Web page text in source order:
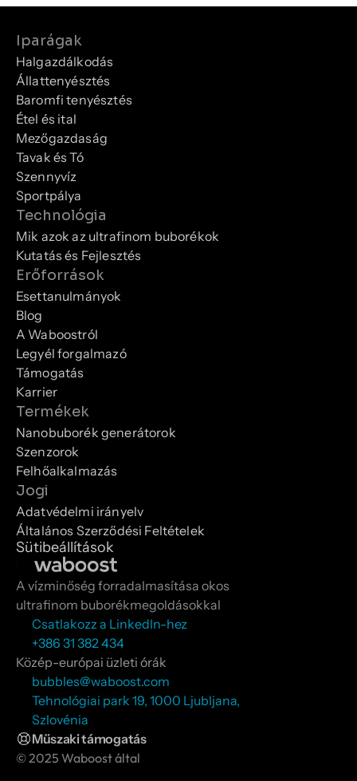
A vízminőség forradalmasítása okos
ultrafinom buborékmegoldásokkal
Csatlakozz a LinkedIn-hez
+386 31 382 434
Közép-európai üzleti órák
bubbles@waboost.com
Tehnológiai park 19, 1000 Ljubljana,
Szlovénia
Műszaki támogatás
© 2025 Waboost által
Iparágak
Halgazdálkodás
Állattenyésztés
Baromfi tenyésztés
Étel és ital
Mezőgazdaság
Tavak és Tó
Szennyvíz
Sportpálya
Technológia
Mik azok az ultrafinom buborékok
Kutatás és Fejlesztés
Erőforrások
Esettanulmányok
Blog
A Waboostról
Legyél forgalmazó
Támogatás
Karrier
Termékek
Nanobuborék generátorok
Szenzorok
Felhőalkalmazás
Jogi
Adatvédelmi irányelv
Általános Szerződési Feltételek
Sütibeállítások